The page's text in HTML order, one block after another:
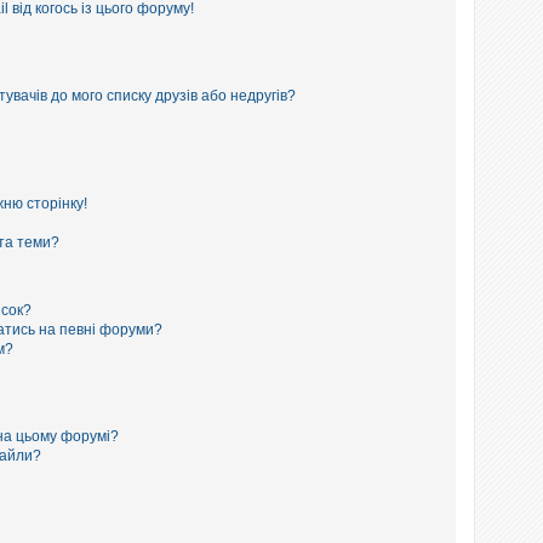
когось із цього форуму!
до мого списку друзів або недругів?
сторінку!
теми?
на певні форуми?
цьому форумі?